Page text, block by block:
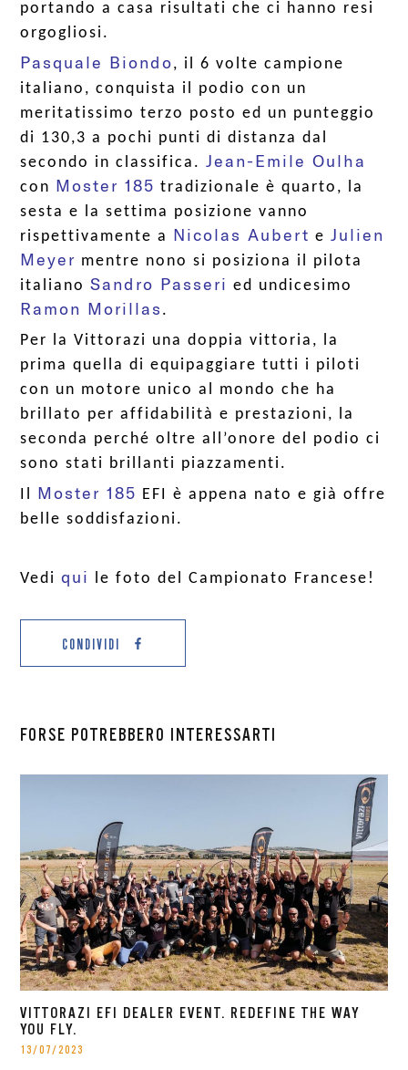
portando a casa risultati che ci hanno resi
orgogliosi.
Pasquale Biondo, il 6 volte campione
italiano, conquista il podio con un
meritatissimo terzo posto ed un punteggio
di 130,3 a pochi punti di distanza dal
secondo in classifica.Jean-Emile Oulha
con Moster 185 tradizionale è quarto, la
sesta e la settima posizione vanno
rispettivamente a Nicolas Aubert eJulien
Meyer mentre nono si posiziona il pilota
italianoSandro Passeri ed undicesimo
Ramon Morillas .
Per la Vittorazi una doppia vittoria, la
prima quella di equipaggiare tutti i piloti
con un motore unico al mondo che ha
brillato per affidabilità e prestazioni, la
seconda perché oltre all’onore del podio ci
sono stati brillanti piazzamenti.
Il Moster 185 EFI è appena nato e già offre
belle soddisfazioni.
Vediqui le foto del Campionato Francese!
CONDIVIDI
FORSE POTREBBERO INTERESSARTI
VITTORAZI EFI DEALER EVENT. REDEFINE THE WAY
YOU FLY.
13/07/2023